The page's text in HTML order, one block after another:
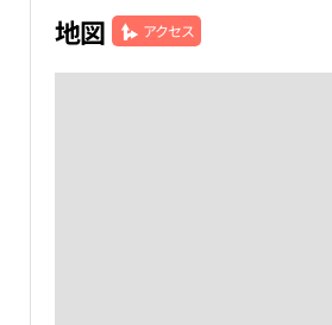
地図 アクセス